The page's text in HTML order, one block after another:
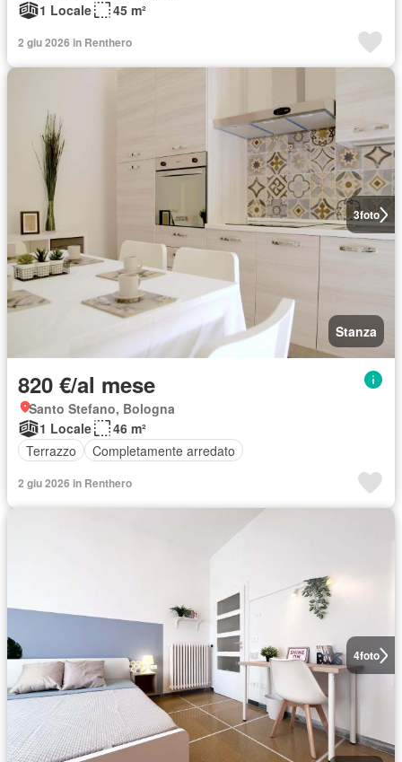
1 Locale
45 m²
2 giu 2026 in Renthero
3foto
Stanza
820 €/al mese
Santo Stefano, Bologna
1 Locale
46 m²
Terrazzo
Completamente arredato
2 giu 2026 in Renthero
4foto